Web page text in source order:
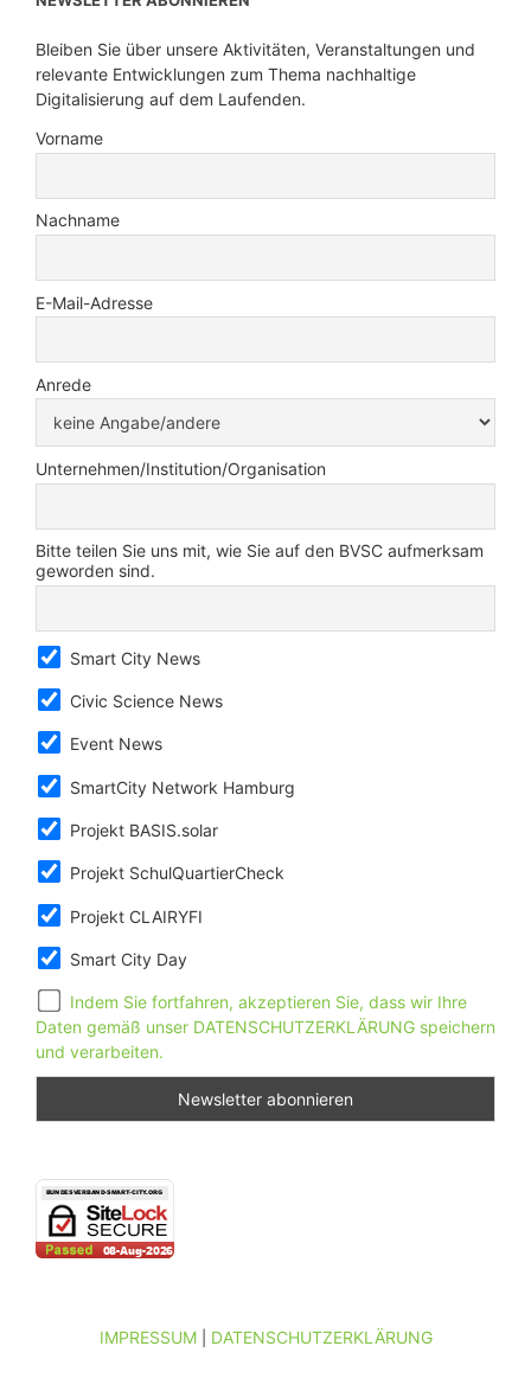
Bleiben Sie über unsere Aktivitäten, Veranstaltungen und
relevante Entwicklungen zum Thema nachhaltige
Digitalisierung auf dem Laufenden.
Vorname
Nachname
E-Mail-Adresse
Anrede
Unternehmen/Institution/Organisation
Bitte teilen Sie uns mit, wie Sie auf den BVSC aufmerksam
geworden sind.
Smart City News
Civic Science News
Event News
SmartCity Network Hamburg
Projekt BASIS.solar
Projekt SchulQuartierCheck
Projekt CLAIRYFI
Smart City Day
Indem Sie fortfahren, akzeptieren Sie, dass wir Ihre
Daten gemäß unser DATENSCHUTZERKLÄRUNG speichern
und verarbeiten.
IMPRESSUM| DATENSCHUTZERKLÄRUNG